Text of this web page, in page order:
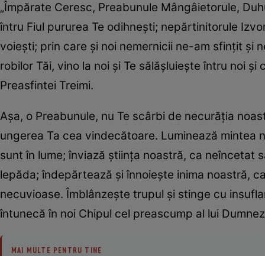
„Împărate Ceresc, Preabunule Mângâietorule,
întru Fiul pururea Te odihneşti; nepărtinitorule
voieşti; prin care şi noi nemernicii ne-am sfinţit şi
robilor Tăi, vino la noi şi Te sălăşluieşte întru noi
Preasfintei Treimi.
Aşa, o Preabunule, nu Te scârbi de necurăţia
ungerea Ta cea vindecătoare. Luminează
sunt în lume; înviază ştiinţa noastră, ca neîncetat
lepăda; îndepărtează şi înnoieşte inima noastră,
necuvioase. Îmblânzeşte trupul şi stinge cu
întunecă în noi Chipul cel preascump al lui
MAI MULTE PENTRU TINE